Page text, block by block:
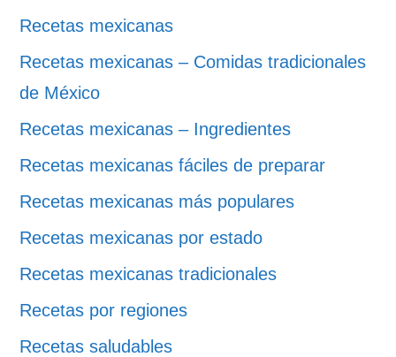
Recetas mexicanas
Recetas mexicanas – Comidas tradicionales
de México
Recetas mexicanas – Ingredientes
Recetas mexicanas fáciles de preparar
Recetas mexicanas más populares
Recetas mexicanas por estado
Recetas mexicanas tradicionales
Recetas por regiones
Recetas saludables